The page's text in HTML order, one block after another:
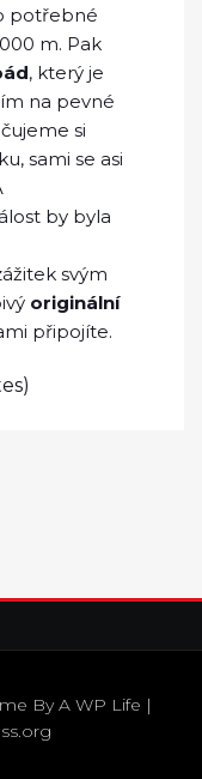
potřebné
m. Pak
, který je
na pevné
si
sami se asi
by byla
svým
originální
připojíte.
ByA WP Life |